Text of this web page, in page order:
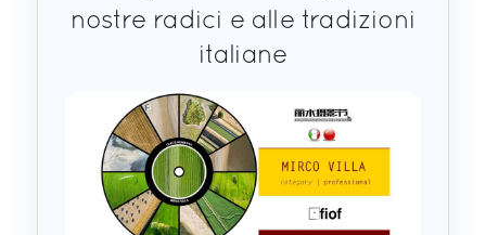
nostre radici e alle tradizioni
italiane